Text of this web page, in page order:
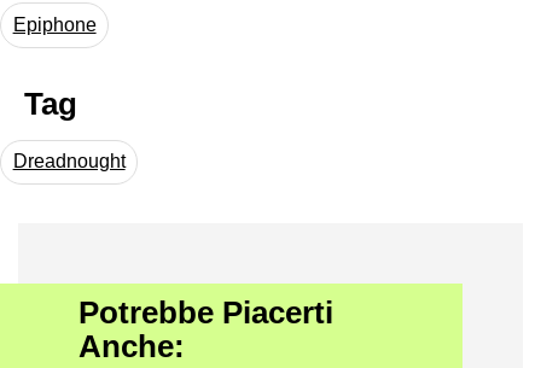
Epiphone
Tag
Dreadnought
Potrebbe Piacerti
Anche: